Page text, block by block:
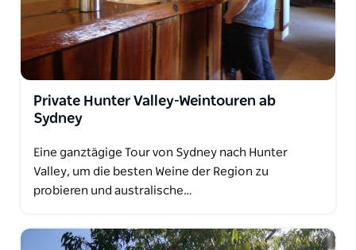
Private Hunter Valley-Weintouren ab
Sydney
Eine ganztägige Tour von Sydney nach Hunter
Valley, um die besten Weine der Region zu
probieren und australische…